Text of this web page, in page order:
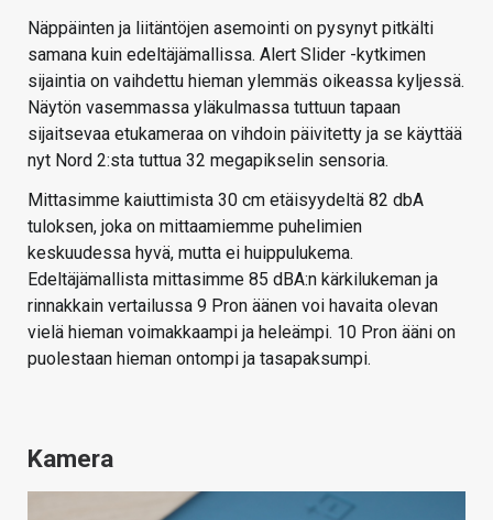
Näppäinten ja liitäntöjen asemointi on pysynyt pitkälti
samana kuin edeltäjämallissa. Alert Slider -kytkimen
sijaintia on vaihdettu hieman ylemmäs oikeassa kyljessä.
Näytön vasemmassa yläkulmassa tuttuun tapaan
sijaitsevaa etukameraa on vihdoin päivitetty ja se käyttää
nyt Nord 2:sta tuttua 32 megapikselin sensoria.
Mittasimme kaiuttimista 30 cm etäisyydeltä 82 dbA
tuloksen, joka on mittaamiemme puhelimien
keskuudessa hyvä, mutta ei huippulukema.
Edeltäjämallista mittasimme 85 dBA:n kärkilukeman ja
rinnakkain vertailussa 9 Pron äänen voi havaita olevan
vielä hieman voimakkaampi ja heleämpi. 10 Pron ääni on
puolestaan hieman ontompi ja tasapaksumpi.
Kamera